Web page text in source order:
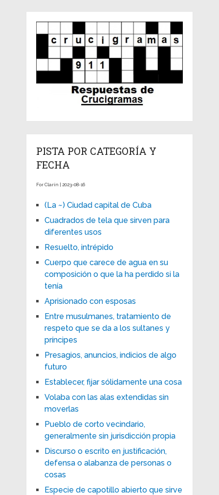
PISTA POR CATEGORÍA Y
FECHA
For Clarín | 2023-08-16
(La ~) Ciudad capital de Cuba
Cuadrados de tela que sirven para
diferentes usos
Resuelto, intrépido
Cuerpo que carece de agua en su
composición o que la ha perdido si la
tenía
Aprisionado con esposas
Entre musulmanes, tratamiento de
respeto que se da a los sultanes y
príncipes
Presagios, anuncios, indicios de algo
futuro
Establecer, fijar sólidamente una cosa
Volaba con las alas extendidas sin
moverlas
Pueblo de corto vecindario,
generalmente sin jurisdicción propia
Discurso o escrito en justificación,
defensa o alabanza de personas o
cosas
Especie de capotillo abierto que sirve